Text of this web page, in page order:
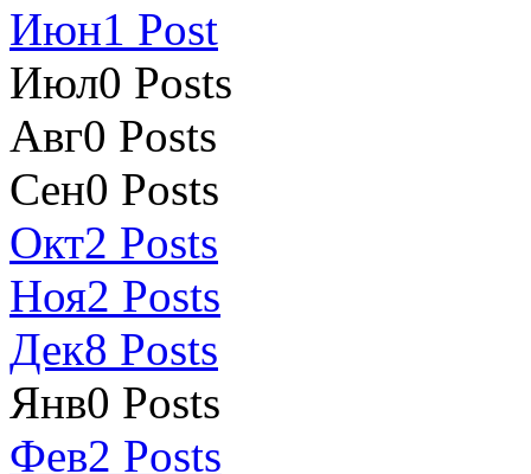
Июн1 Post
Июл0 Posts
Авг0 Posts
Сен0 Posts
Окт2 Posts
Ноя2 Posts
Дек8 Posts
Янв0 Posts
Фев2 Posts